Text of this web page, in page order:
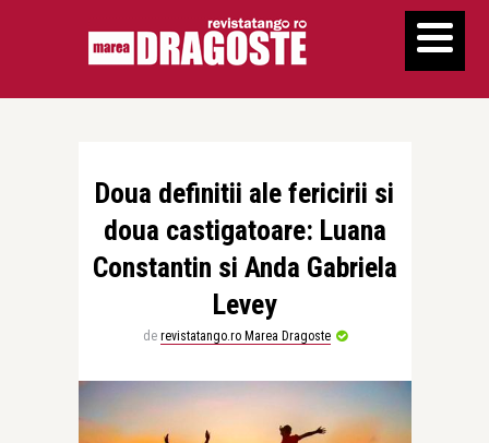
Doua definitii ale fericirii si
doua castigatoare: Luana
Constantin si Anda Gabriela
Levey
de revistatango.ro Marea Dragoste